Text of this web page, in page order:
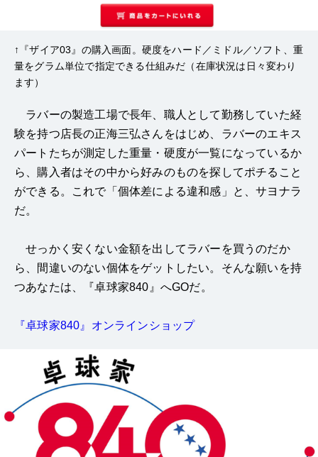
↑『ザイア03』の購入画面。硬度をハード／ミドル／ソフト、重
量をグラム単位で指定できる仕組みだ（在庫状況は日々変わり
ます）
ラバーの製造工場で長年、職人として勤務していた経
験を持つ店長の正海三弘さんをはじめ、ラバーのエキス
パートたちが測定した重量・硬度が一覧になっているか
ら、購入者はその中から好みのものを探してポチること
ができる。これで「個体差による違和感」と、サヨナラ
だ。
せっかく安くない金額を出してラバーを買うのだか
ら、間違いのない個体をゲットしたい。そんな願いを持
つあなたは、『卓球家840』へGOだ。
『卓球家840』オンラインショップ